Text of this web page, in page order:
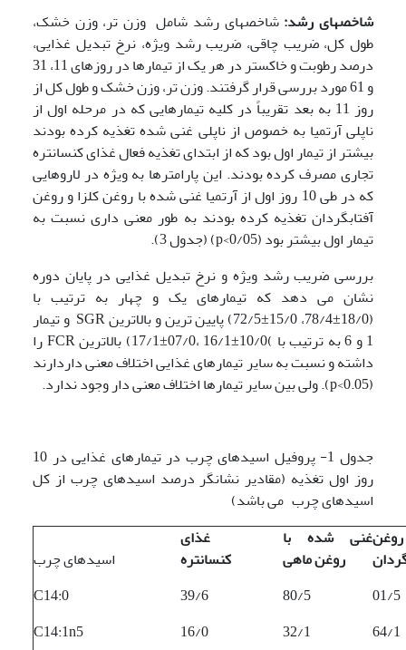
شاخصهای رشد:شاخصهای رشد شامل وزن تر، وزن خشک،
طول کل، ضریب چاقی، ضریب رشد ویژه، نرخ تبدیل غذایی،
درصد رطوبت و خاکستر در هر یک از تیمارها در روزهای 11، 31
و 61 مورد بررسی قرار گرفتند. وزن تر، وزن خشک و طول کل از
روز 11 به بعد تقریباً در کلیه تیمارهایی که در مرحله اول از
ناپلی آرتمیا به خصوص از ناپلی غنی شده تغذیه کرده بودند
بیشتر از تیمار اول بود که از ابتدای تغذیه فعال غذای کنسانتره
تجاری مصرف کرده بودند. این پارامترها به ویژه در لاروهایی
که در طی 10 روز اول از آرتمیا غنی شده با روغن کلزا و روغن
آفتابگردان تغذیه کرده بودند به طور معنی داری نسبت به
تیمار اول بیشتر بود (p<0/05) (جدول 3).
بررسی ضریب رشد ویژه و نرخ تبدیل غذایی در پایان دوره
نشان می دهد که تیمارهای یک و چهار به ترتیب با
(18/0±78/4، 15/0±72/5) پایین ترین و بالاترین SGR و تیمار
1 و 6 به ترتیب با )10/0±16/1 ،07/0±17/1) بالاترین FCR را
داشته و نسبت به سایر تیمارهای غذایی اختلاف معنی داردارند
(p<0.05). ولی بین سایر تیمارها اختلاف معنی دار وجود ندارد.
جدول 1- پروفیل اسیدهای چرب در تیمارهای غذایی در 10
روز اول تغذیه (مقادیر نشانگر درصد اسیدهای چرب از کل
اسیدهای چرب می باشد)
اسیدهای چرب
غذای
کنسانتره
غنی شده با
روغن ماهی
C14:0
39/6 80/5
01/5
C14:1n5
16/0 32/1
64/1